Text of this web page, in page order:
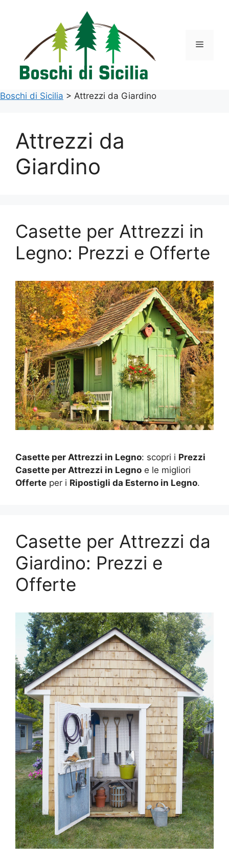
Menu
Boschi di Sicilia > Attrezzi da Giardino
Attrezzi da
Giardino
Casette per Attrezzi in
Legno: Prezzi e Offerte
Casette per Attrezzi in Legno: scopri i Prezzi
Casette per Attrezzi in Legno e le migliori
Offerte per i Ripostigli da Esterno in Legno.
Casette per Attrezzi da
Giardino: Prezzi e
Offerte